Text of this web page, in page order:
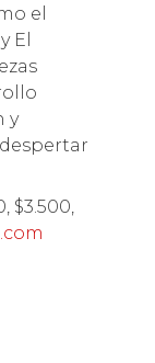
el
El
y
$3.500,